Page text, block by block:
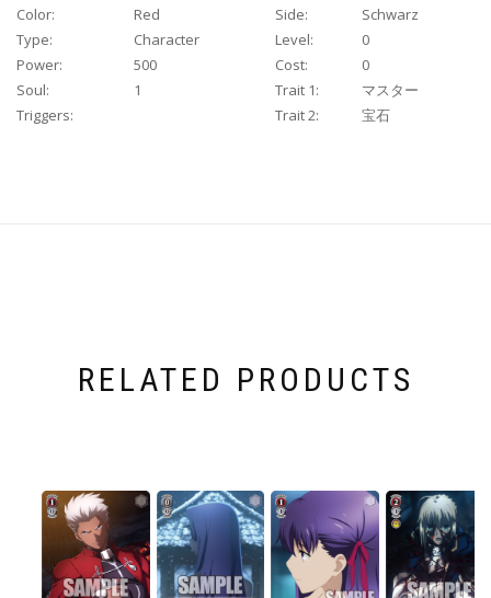
Color:
Red Side:
Schwarz
Type:
Character Level:
0
Power:
500 Cost:
0
Soul:
1 Trait 1:
マスター
Triggers:
Trait 2: 宝石
RELATED PRODUCTS